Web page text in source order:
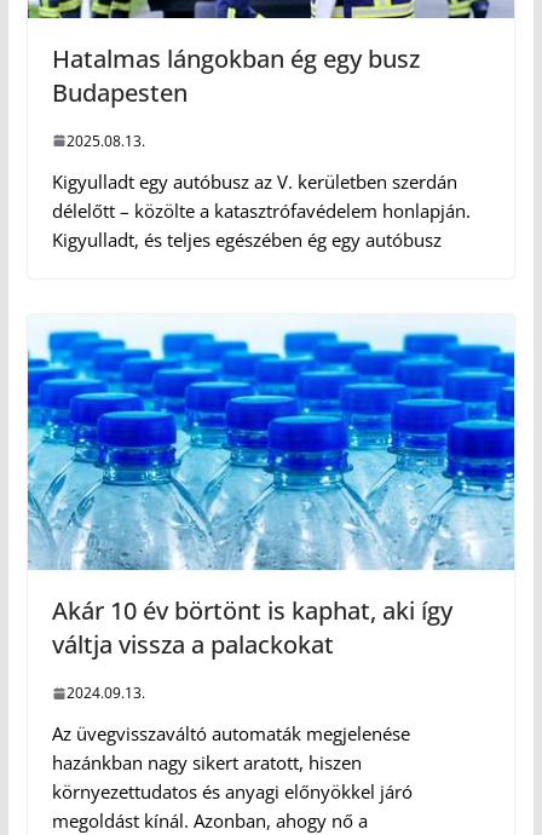
Hatalmas lángokban ég egy busz
Budapesten
2025.08.13.
Kigyulladt egy autóbusz az V. kerületben szerdán
délelőtt – közölte a katasztrófavédelem honlapján.
Kigyulladt, és teljes egészében ég egy autóbusz
Akár 10 év börtönt is kaphat, aki így
váltja vissza a palackokat
2024.09.13.
Az üvegvisszaváltó automaták megjelenése
hazánkban nagy sikert aratott, hiszen
környezettudatos és anyagi előnyökkel járó
megoldást kínál. Azonban, ahogy nő a